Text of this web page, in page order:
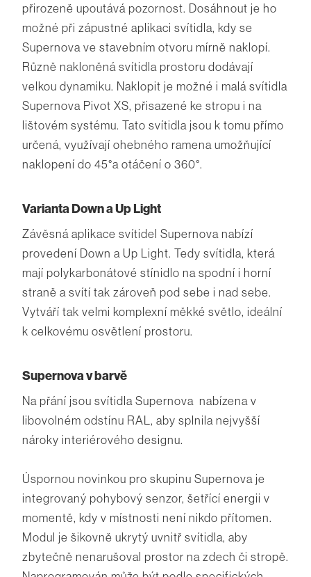
přirozeně upoutává pozornost. Dosáhnout je ho
možné při zápustné aplikaci svítidla, kdy se
Supernova ve stavebním otvoru mírně naklopí.
Různě nakloněná svítidla prostoru dodávají
velkou dynamiku. Naklopit je možné i malá svítidla
Supernova Pivot XS, přisazené ke stropu i na
lištovém systému. Tato svítidla jsou k tomu přímo
určená, využívají ohebného ramena umožňující
naklopení do 45°a otáčení o 360°.
Varianta Down a Up Light
Závěsná aplikace svítidel Supernova nabízí
provedení Down a Up Light. Tedy svítidla, která
mají polykarbonátové stínidlo na spodní i horní
straně a svítí tak zároveň pod sebe i nad sebe.
Vytváří tak velmi komplexní měkké světlo, ideální
k celkovému osvětlení prostoru.
Supernova v barvě
Na přání jsou svítidla Supernova nabízena v
libovolném odstínu RAL, aby splnila nejvyšší
nároky interiérového designu.
Úspornou novinkou pro skupinu Supernova je
integrovaný pohybový senzor, šetřící energii v
momentě, kdy v místnosti není nikdo přítomen.
Modul je šikovně ukrytý uvnitř svítidla, aby
zbytečně nenarušoval prostor na zdech či stropě.